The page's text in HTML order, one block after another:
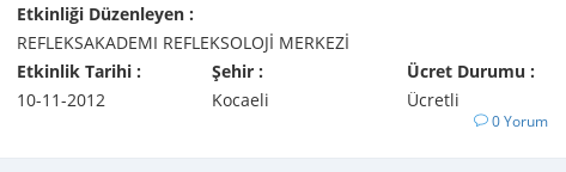
Etkinliği Düzenleyen :
REFLEKSAKADEMI REFLEKSOLOJİ MERKEZİ
Etkinlik Tarihi :
10-11-2012
Şehir :
Kocaeli
Ücret Durumu :
Ücretli
0 Yorum